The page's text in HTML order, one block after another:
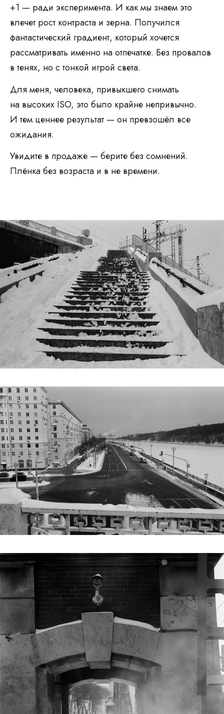
+1 — ради эксперимента. И как мы знаем это
влечет рост контраста и зерна. Получился
фантастический градиент, который хочется
рассматривать именно на отпечатке. Без провалов
в тенях, но с тонкой игрой света.
Для меня, человека, привыкшего снимать
на высоких ISO, это было крайне непривычно.
И тем ценнее результат — он превзошёл все
ожидания.
Увидите в продаже — берите без сомнений.
Плёнка без возраста и в не времени.